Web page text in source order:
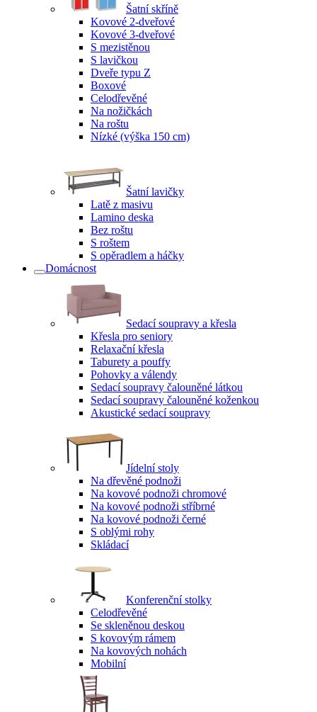
Šatní skříně
Kovové 2-dveřové
Kovové 3-dveřové
S mezistěnou
S lavičkou
Dveře typu Z
Boxové
Celodřevěné
Na nožičkách
Na roštu
Nízké (výška 150 cm)
Šatní lavičky
Latě z masivu
Lamino deska
Bez roštu
S roštem
S opěradlem a háčky
Domácnost
Sedací soupravy a křesla
Křesla pro seniory
Relaxační křesla
Taburety a pouffy
Pohovky a válendy
Sedací soupravy čalouněné látkou
Sedací soupravy čalouněné koženkou
Akustické sedací soupravy
Jídelní stoly
Na dřevěné podnoži
Na kovové podnoži chromové
Na kovové podnoži stříbrné
Na kovové podnoži černé
S oblými rohy
Skládací
Konferenční stolky
Celodřevěné
Se skleněnou deskou
S kovovým rámem
Na kovových nohách
Mobilní